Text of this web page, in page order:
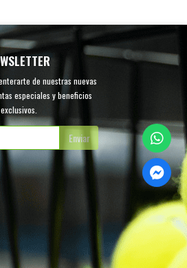
de nuestras nuevas
especiales y beneficios
exclusivos.
Enviar